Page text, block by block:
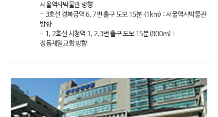
서울역사박물관 방향
- 3호선 경복궁역 6, 7번 출구 도보 15분 (1km) : 서울역사박물관
방향
- 1, 2호선 시청역 1, 2,3번 출구 도보 15분(800m) :
정동제일교회 방향